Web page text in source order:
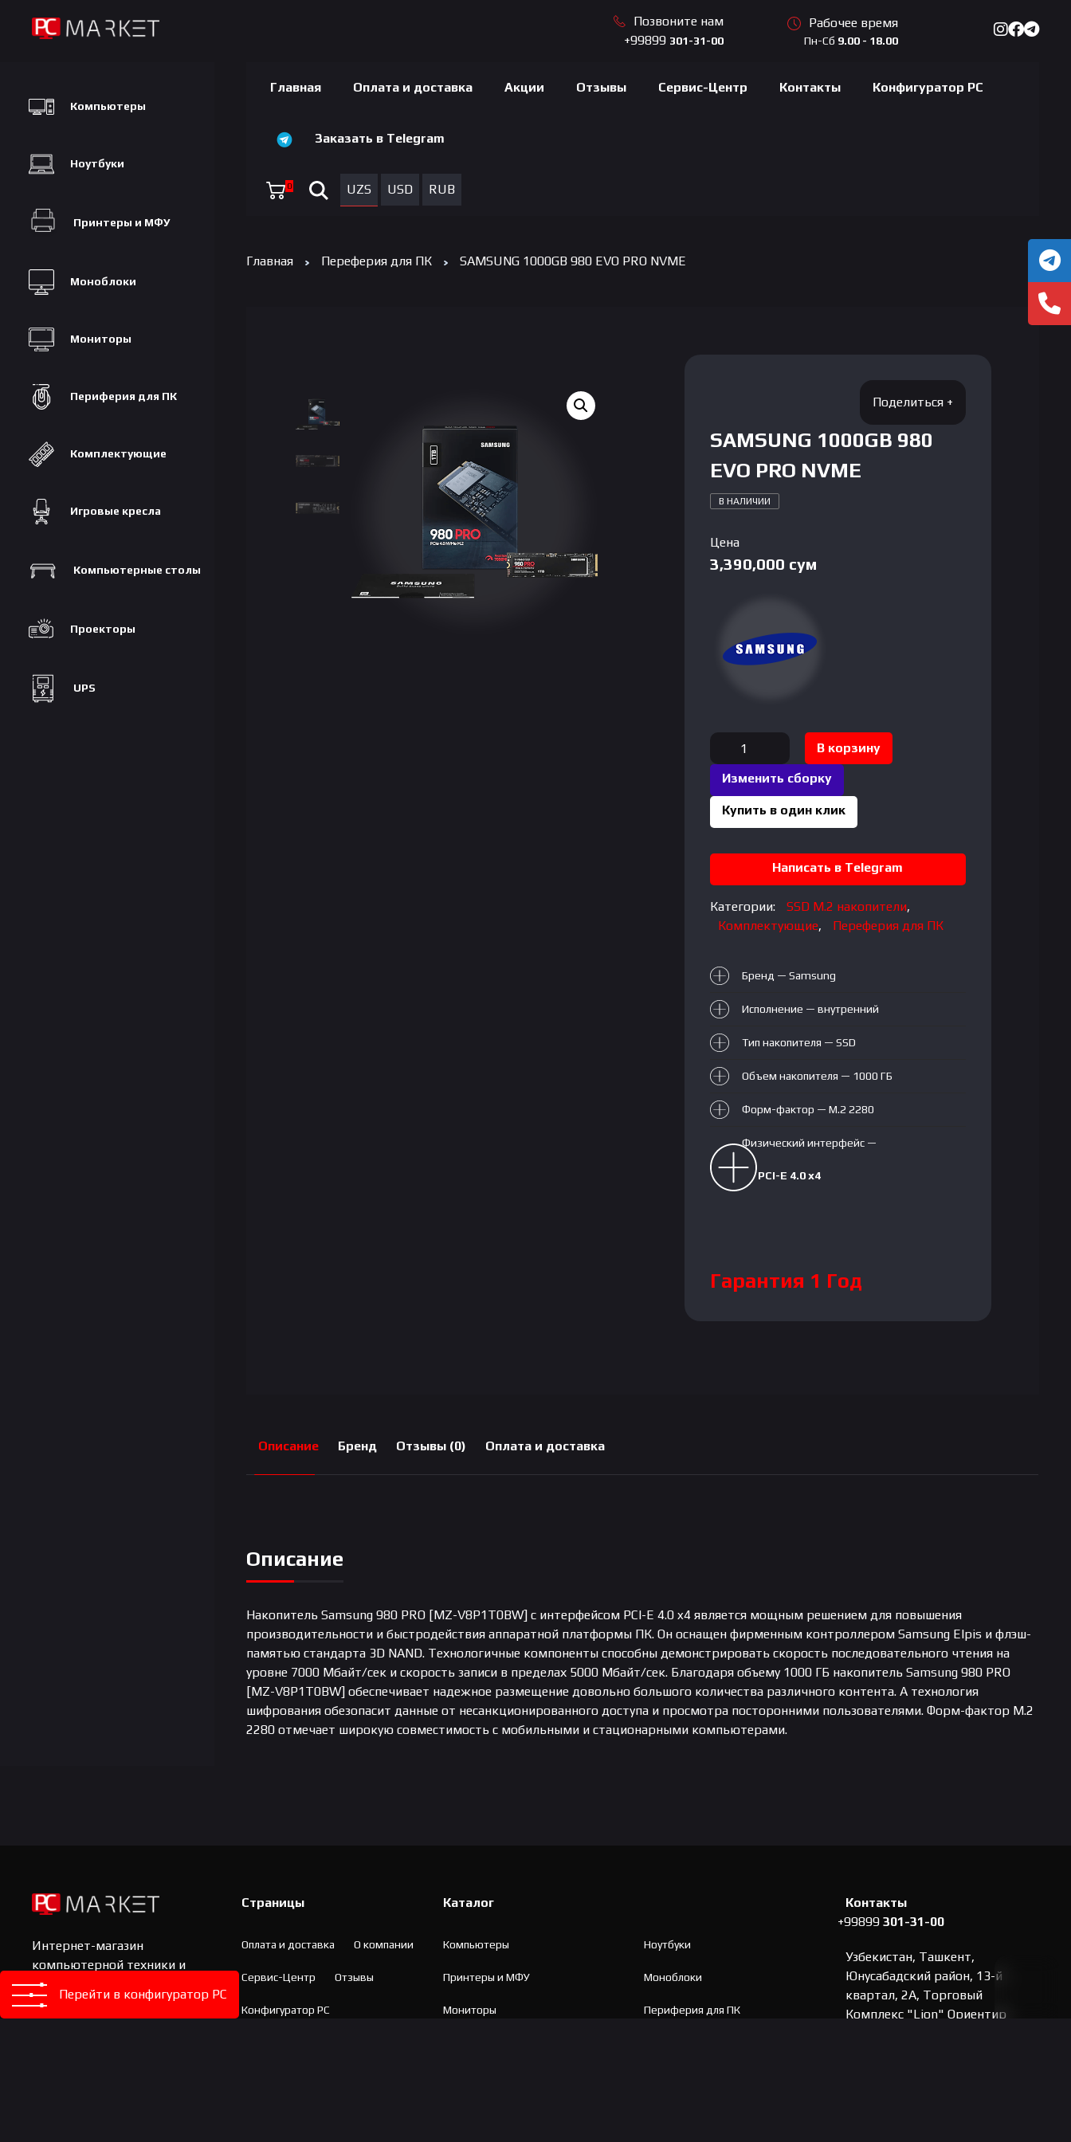
Позвоните нам
+99899 301-31-00
Рабочее время
Пн-Сб 9.00 - 18.00
Компьютеры
Ноутбуки
Принтеры и МФУ
Моноблоки
Мониторы
Периферия для ПК
Комплектующие
Игровые кресла
Компьютерные столы
Проекторы
UPS
Главная Оплата и доставка Акции Отзывы Сервис-Центр Контакты Конфигуратор PC
Заказать в Telegram
0 UZS USD RUB
Главная Переферия для ПК SAMSUNG 1000GB 980 EVO PRO NVME
SAMSUNG 1000GB 980
EVO PRO NVME
В НАЛИЧИИ
Цена
3,390,000 сум
Количество
товара
SAMSUNG
1000GB
980
PRO
В корзину
Изменить сборку
Купить в один клик
Написать в Telegram
Категории: SSD M.2 накопители,
Комплектующие, Переферия для ПК
Бренд — Samsung
Исполнение — внутренний
Тип накопителя — SSD
Объем накопителя — 1000 ГБ
Форм-фактор — M.2 2280
Физический интерфейс —
PCI-E 4.0 x4
Гарантия 1 Год
Описание Бренд Отзывы (0) Оплата и доставка
Описание
Накопитель Samsung 980 PRO [MZ-V8P1T0BW] с интерфейсом PCI-E 4.0 x4 является мощным решением для повышения
производительности и быстродействия аппаратной платформы ПК. Он оснащен фирменным контроллером Samsung Elpis и флэш-
памятью стандарта 3D NAND. Технологичные компоненты способны демонстрировать скорость последовательного чтения на
уровне 7000 Мбайт/сек и скорость записи в пределах 5000 Мбайт/сек. Благодаря объему 1000 ГБ накопитель Samsung 980 PRO
[MZ-V8P1T0BW] обеспечивает надежное размещение довольно большого количества различного контента. А технология
шифрования обезопасит данные от несанкционированного доступа и просмотра посторонними пользователями. Форм-фактор M.2
2280 отмечает широкую совместимость с мобильными и стационарными компьютерами.
Интернет-магазин
компьютерной техники и
комплектующих
Официальный партнер:
Страницы
Оплата и доставка О компании
Сервис-Центр Отзывы
Конфигуратор PC
Каталог
Компьютеры Ноутбуки
Принтеры и МФУ Моноблоки
Мониторы Периферия для ПК
Контакты
+99899 301-31-00
Узбекистан, Ташкент,
Юнусабадский район, 13-й
квартал, 2А, Торговый
Комплекс "Lion" Ориентир
Перейти в конфигуратор PC